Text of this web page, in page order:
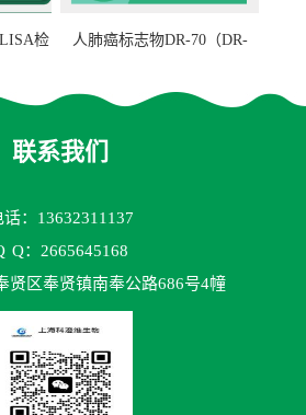
检
人肺癌标志物DR-70（DR-
联系我们
话：13632311137
Q：2665645168
贤区奉贤镇南奉公路686号4幢